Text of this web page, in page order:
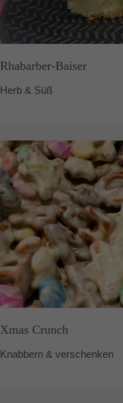
Rhabarber-Baiser
Herb & Süß
Xmas Crunch
Knabbern & verschenken